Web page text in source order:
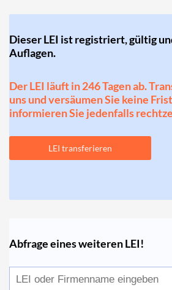
Dieser LEI ist registriert, gültig
Auflagen.
Der LEI läuft in 246 Tagen ab.
uns und versäumen Sie keine
informieren Sie jedenfalls
LEI transferieren
Abfrage eines weiteren LEI!